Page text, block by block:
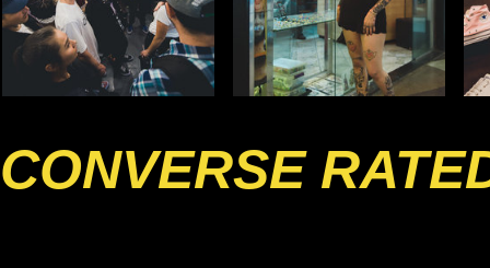
CONVERSE